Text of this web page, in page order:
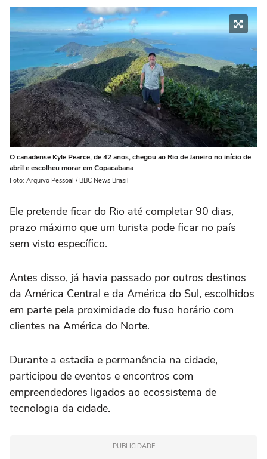
O canadense Kyle Pearce, de 42 anos, chegou ao Rio de Janeiro no início de
abril e escolheu morar em Copacabana
Foto: Arquivo Pessoal / BBC News Brasil
Ele pretende ficar do Rio até completar 90 dias,
prazo máximo que um turista pode ficar no país
sem visto específico.
Antes disso, já havia passado por outros destinos
da América Central e da América do Sul, escolhidos
em parte pela proximidade do fuso horário com
clientes na América do Norte.
Durante a estadia e permanência na cidade,
participou de eventos e encontros com
empreendedores ligados ao ecossistema de
tecnologia da cidade.
PUBLICIDADE